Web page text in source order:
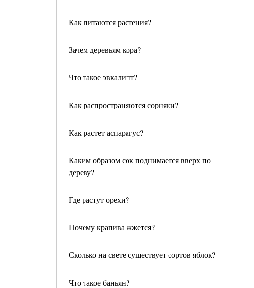
Как питаются растения?
Зачем деревьям кора?
Что такое эвкалипт?
Как распространяются сорняки?
Как растет аспарагус?
Каким образом сок поднимается вверх по
дереву?
Где растут орехи?
Почему крапива жжется?
Сколько на свете существует сортов яблок?
Что такое баньян?